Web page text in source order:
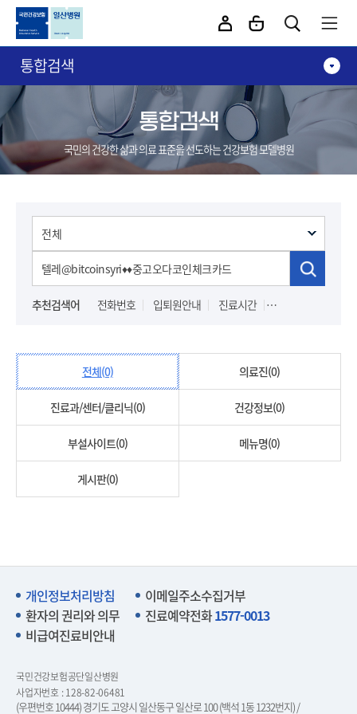
통합검색
통합검색
국민의 건강한 삶과 의료 표준을 선도하는 건강보험 모델병원
추천검색어 전화번호 입퇴원안내 진료시간
전체(0) 의료진(0)
진료과/센터/클리닉(0) 건강정보(0)
부설사이트(0) 메뉴명(0)
게시판(0)
개인정보처리방침
이메일주소수집거부
환자의 권리와 의무
진료예약전화1577-0013
비급여진료비안내
국민건강보험공단일산병원
사업자번호 : 128-82-06481
(우편번호 10444) 경기도 고양시 일산동구 일산로 100 (백석 1동 1232번지) /